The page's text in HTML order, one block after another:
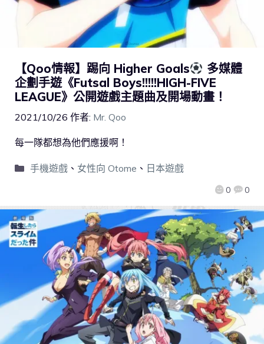
【Qoo情報】踢向 Higher Goals
多媒體
企劃手遊《Futsal Boys!!!!!HIGH-FIVE
LEAGUE》公開遊戲主題曲及開場動畫！
2021/10/26 作者: Mr. Qoo
0 0
每一隊都想為他們應援啊！
手機遊戲、 女性向 Otome 、 日本遊戲